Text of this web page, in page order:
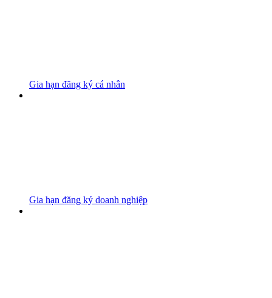
Gia hạn đăng ký cá nhân
Gia hạn đăng ký doanh nghiệp